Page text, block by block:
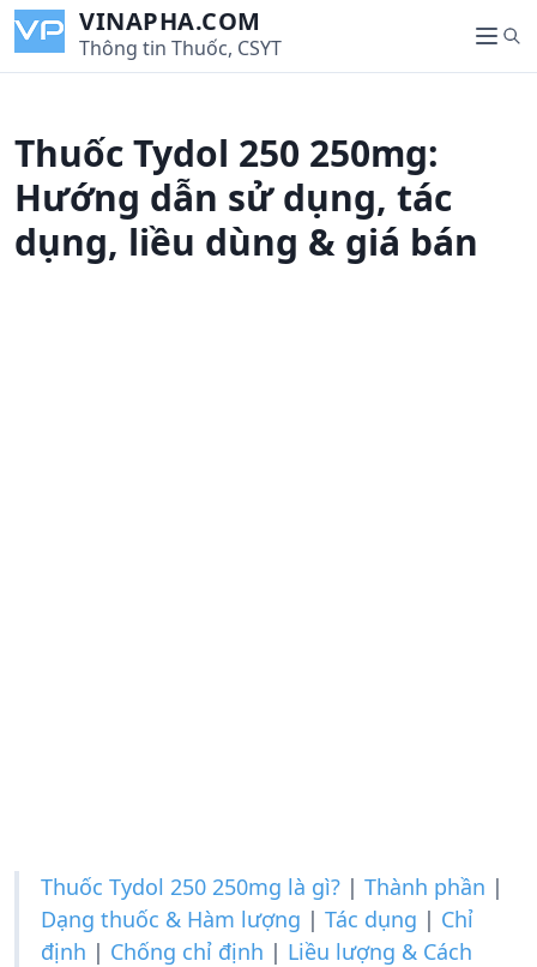
i
VINAPHA.COM
Thông tin Thuốc, CSYT
M
e
S
e
Thuốc Tydol 250 250mg:
Hướng dẫn sử dụng, tác
dụng, liều dùng & giá bán
Thuốc Tydol 250 250mg là gì? | Thành phần |
Dạng thuốc & Hàm lượng | Tác dụng | Chỉ
định | Chống chỉ định | Liều lượng & Cách